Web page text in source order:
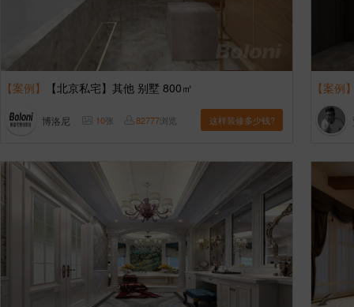
【案例】 【北京私宅】其他 别墅 800㎡
博洛尼 10张 82777浏览 这样装修多少钱?
【案例